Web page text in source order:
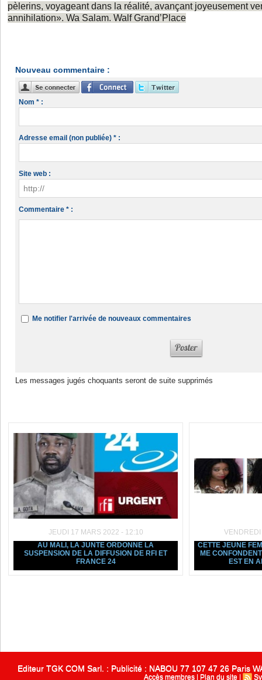
pèlerins, voyageant dans la réalité, avançant joyeusement
annihilation». Wa Salam. Walf Grand’Place
Nouveau commentaire :
Nom * :
Adresse email (non publiée) * :
Site web :
Commentaire * :
Me notifier l'arrivée de nouveaux commentaires
Les messages jugés choquants seront de suite supprimés
JEUDI 17 MARS 2022 - 12:10
AU MALI, LA JUNTE ORDONNE LA
SUSPENSION DE LA DIFFUSION DE RFI ET
FRANCE 24
CETTE JEUNE
ME
EST EN
Editeur TGK COM Sarl. : Publicité : NABOU 77 107 47 26 Paris
Accès membres Plan du site